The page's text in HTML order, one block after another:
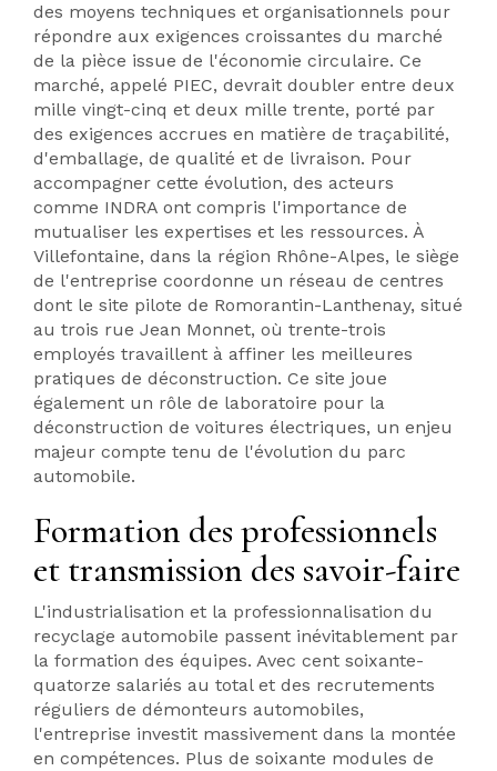
des moyens techniques et organisationnels pour
répondre aux exigences croissantes du marché
de la pièce issue de l'économie circulaire. Ce
marché, appelé PIEC, devrait doubler entre deux
mille vingt-cinq et deux mille trente, porté par
des exigences accrues en matière de traçabilité,
d'emballage, de qualité et de livraison. Pour
accompagner cette évolution, des acteurs
comme INDRA ont compris l'importance de
mutualiser les expertises et les ressources. À
Villefontaine, dans la région Rhône-Alpes, le siège
de l'entreprise coordonne un réseau de centres
dont le site pilote de Romorantin-Lanthenay, situé
au trois rue Jean Monnet, où trente-trois
employés travaillent à affiner les meilleures
pratiques de déconstruction. Ce site joue
également un rôle de laboratoire pour la
déconstruction de voitures électriques, un enjeu
majeur compte tenu de l'évolution du parc
automobile.
Formation des professionnels
et transmission des savoir-faire
L'industrialisation et la professionnalisation du
recyclage automobile passent inévitablement par
la formation des équipes. Avec cent soixante-
quatorze salariés au total et des recrutements
réguliers de démonteurs automobiles,
l'entreprise investit massivement dans la montée
en compétences. Plus de soixante modules de